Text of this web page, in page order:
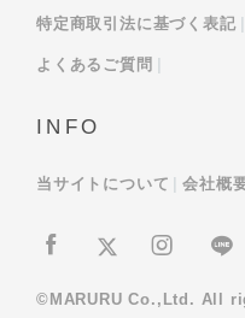
特定商取引法に基づく表記
よくあるご質問
INFO
当サイトについて 会社概
©MARURU Co.,Ltd. All